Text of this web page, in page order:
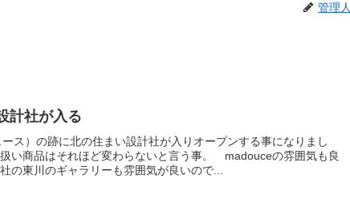
管理人
計社が入る
ス）の跡に北の住まい設計社が入りオープンする事になりまし
い商品はそれほど変わらないと言う事。 madouceの雰囲気も良
の東川のギャラリーも雰囲気が良いので...